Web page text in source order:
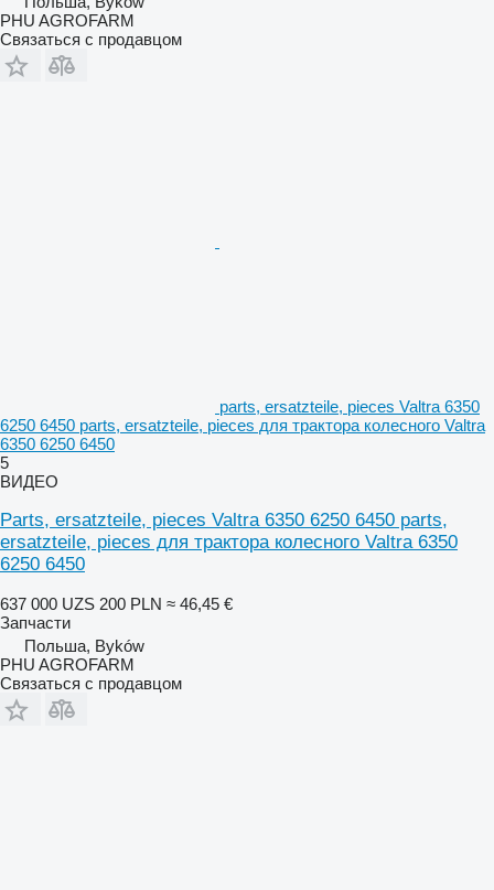
PHU AGROFARM
Связаться с продавцом
parts, ersatzteile, pieces Valtra 6350
6250 6450 parts, ersatzteile, pieces для трактора колесного Valtra
6350 6250 6450
5
ВИДЕО
Parts, ersatzteile, pieces Valtra 6350 6250 6450 parts,
ersatzteile, pieces для трактора колесного Valtra 6350
6250 6450
637 000 UZS 200 PLN ≈ 46,45 €
Запчасти
Польша, Byków
PHU AGROFARM
Связаться с продавцом